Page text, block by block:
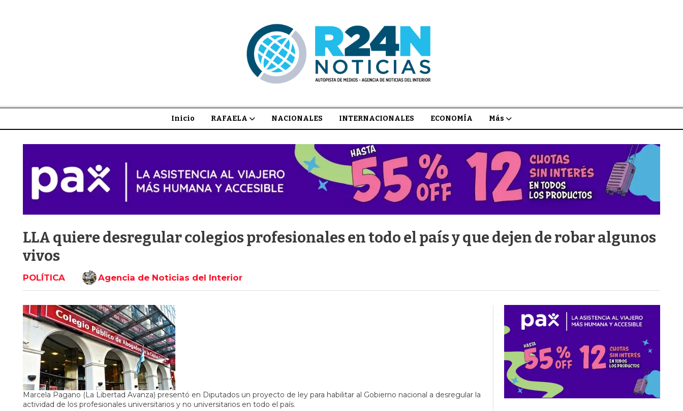
Inicio RAFAELA NACIONALES INTERNACIONALES ECONOMÍA Más
LLA quiere desregular colegios profesionales en todo el país y que dejen de robar algunos
vivos
POLÍTICA Agencia de Noticias del Interior
Marcela Pagano (La Libertad Avanza) presentó en Diputados un proyecto de ley para habilitar al Gobierno nacional a desregular la
actividad de los profesionales universitarios y no universitarios en todo el país.